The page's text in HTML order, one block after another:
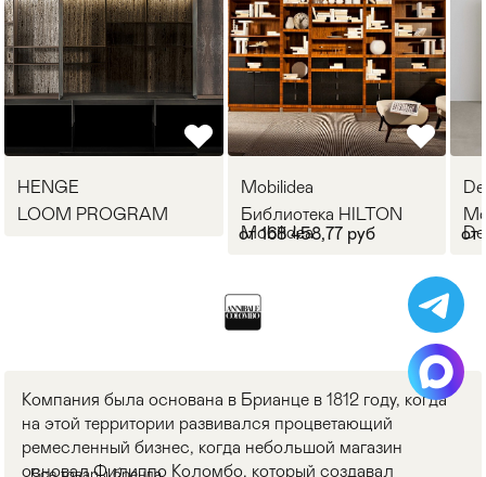
HENGE
LOOM PROGRAM
Mobilidea
Библиотека HILTON
Mobilidea
от 168 458,77 руб от
Компания была основана в Брианце в 1812 году, когда
на этой территории развивался процветающий
ремесленный бизнес, когда небольшой магазин
основал Филиппо Коломбо, который создавал